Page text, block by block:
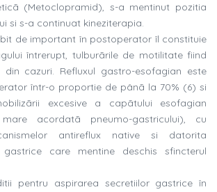
(Metoclopramid), s-a mentinut pozitia
si s-a continuat kineziterapia.
de important în postoperator îl constituie
întrerupt, tulburãrile de motilitate fiind
din cazuri. Refluxul gastro-esofagian este
într-o proportie de pânã la 70% (6) si
excesive a capãtului esofagian
acordatã pneumo-gastricului), cu
antireflux native si datorita
gastrice care mentine deschis sfincterul
pentru aspirarea secretiilor gastrice în